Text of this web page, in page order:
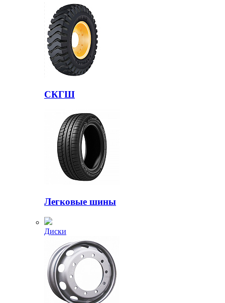
СКГШ
Легковые шины
Диски